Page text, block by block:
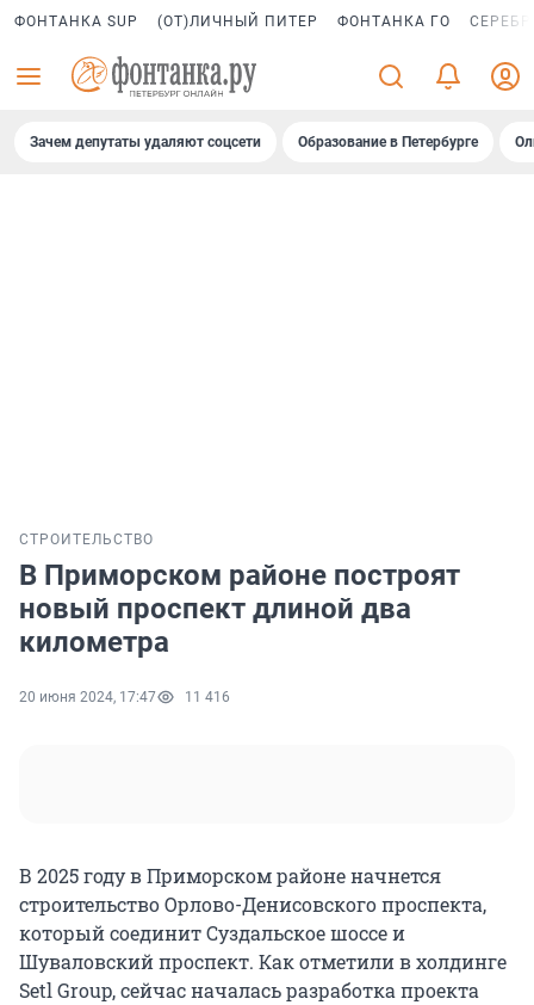
ФОНТАНКА SUP (ОТ)ЛИЧНЫЙ ПИТЕР ФОНТАНКА ГО
Зачем депутаты удаляют соцсети Образование в Петербурге
СТРОИТЕЛЬСТВО
В Приморском районе построят
новый проспект длиной два
километра
20 июня 2024, 17:47 11 416
В 2025 году в Приморском районе начнется
строительство Орлово-Денисовского проспекта,
который соединит Суздальское шоссе и
Шуваловский проспект. Как отметили в холдинге
Setl Group, сейчас началась разработка проекта